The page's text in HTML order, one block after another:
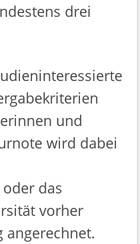
drei
und
wird dabei
das
vorher
angerechnet.